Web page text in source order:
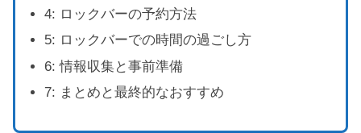
4: ロックバーの予約方法
5: ロックバーでの時間の過ごし方
6: 情報収集と事前準備
7: まとめと最終的なおすすめ